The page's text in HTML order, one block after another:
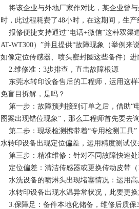
将该企业与外地厂家作对比，某企业曾与
时，此过程耗费了48小时，在这期间，生
报修便捷支持通过“电话+微信”这种双渠
AT-WT300）”并且提供“故障现象（举例来
如像定位传感器、喷头密封圈这些备件）进
2.维修准：3步排查，直击故障根源
东莞水转印设备售后的工程师，运用这样
免盲目拆解，是吗？
第一步：故障预判接到订单之后，借助“
图案出现错位现象”，那么工程师首先要去
第二步：现场检测携带着“专用检测工具
水转印设备出现定位偏差，运用精度测试仪
第三步：精准维修：针对不同故障快速处
定位偏差：清洁传感器或更换传动皮带（
水洗设备的喷淋头出现堵塞情况：运用高
水转印设备出现水温异常状况，此要更换
3.保障足：备件本地化储备，维修后质保